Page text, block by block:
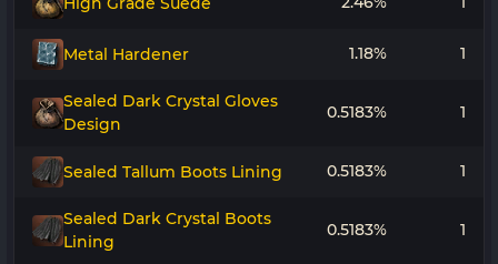
Metal Hardener 1.18% 1
Sealed Dark Crystal Gloves
Design
0.5183% 1
Sealed Tallum Boots Lining 0.5183% 1
Sealed Dark Crystal Boots
Lining
0.5183% 1